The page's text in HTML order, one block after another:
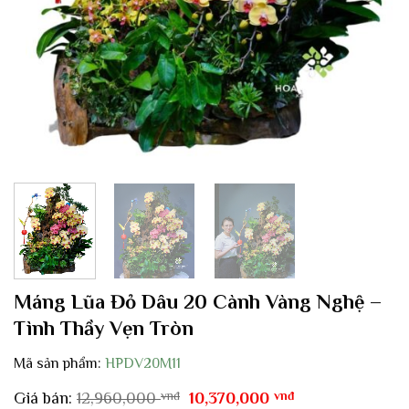
Máng Lũa Đỏ Dâu 20 Cành Vàng Nghệ –
Tình Thầy Vẹn Tròn
Mã sản phẩm: HPDV20M11
Giá bán: 12,960,000vnđ
Giá
10,370,000vnđGiá